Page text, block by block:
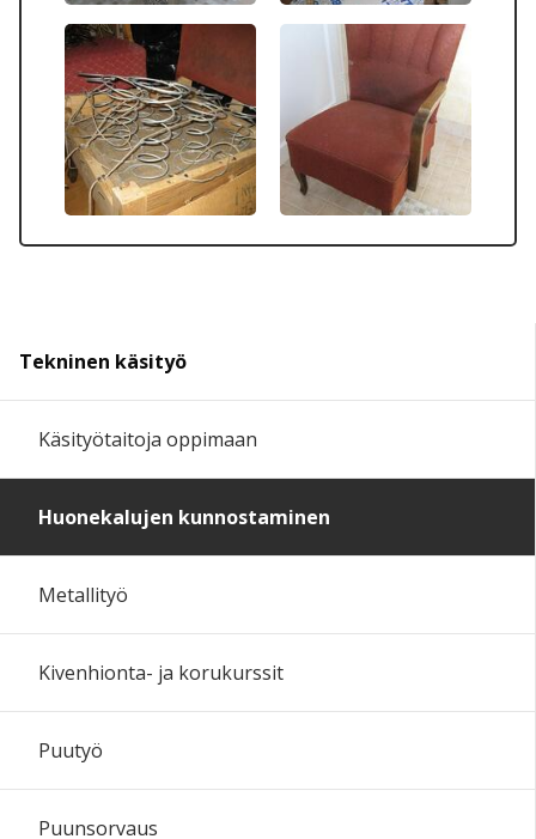
Tekninen käsityö
Käsityötaitoja oppimaan
Huonekalujen kunnostaminen
Metallityö
Kivenhionta- ja korukurssit
Puutyö
Puunsorvaus